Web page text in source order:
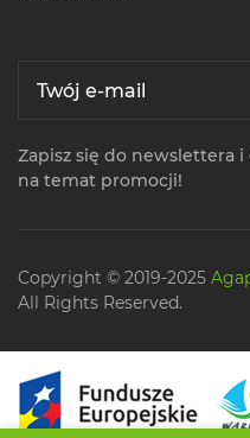
Zapisz się do newslettera
na temat promocji!
Copyright © 2019-2025
All Rights Reserved.